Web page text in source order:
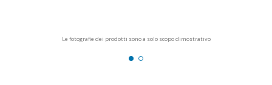
Le fotografie dei prodotti sono a solo scopo dimostrativo